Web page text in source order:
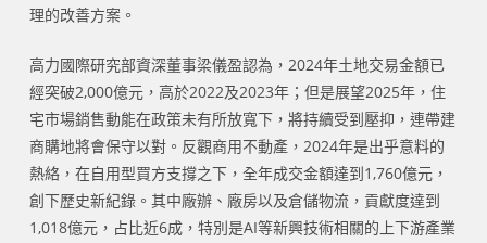
理的改善方案。
高力國際研究部資深董事梁儀盈認為，2024年土地交易金額已
經突破2,000億元，高於2022及2023年；但是展望2025年，住
宅市場銷售動能在政策未有所放寬下，將持續受到壓抑，連帶建
商購地將會保守以對。反觀商用不動產，2024年是出乎意料的
熱絡，在自用型買方支撐之下，全年成交金額達到1,760億元，
創下歷史新紀錄。其中廠辦、廠房以及倉儲物流，貢獻度達到
1,018億元，占比近6成，特別是AI等新興技術相關的上下游產業